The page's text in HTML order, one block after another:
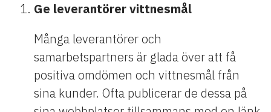
Ge leverantörer vittnesmål
Många leverantörer och
samarbetspartners är glada över att få
positiva omdömen och vittnesmål från
sina kunder. Ofta publicerar de dessa på